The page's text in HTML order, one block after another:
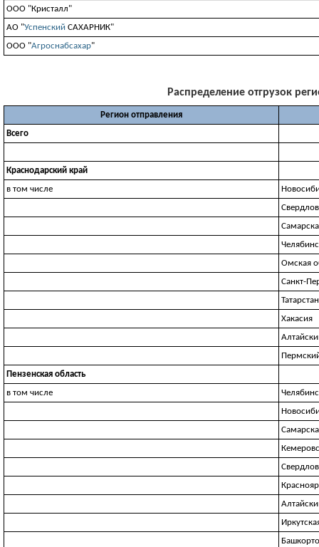
ООО "Кристалл"
АО "Успенский САХАРНИК"
ООО "Агроснабсахар"
Распределение отгрузок
Регион отправления
Всего
Краснодарский край
в том числе
Омская
Санкт-
Татарстан
Хакасия
Пензенская область
в том числе